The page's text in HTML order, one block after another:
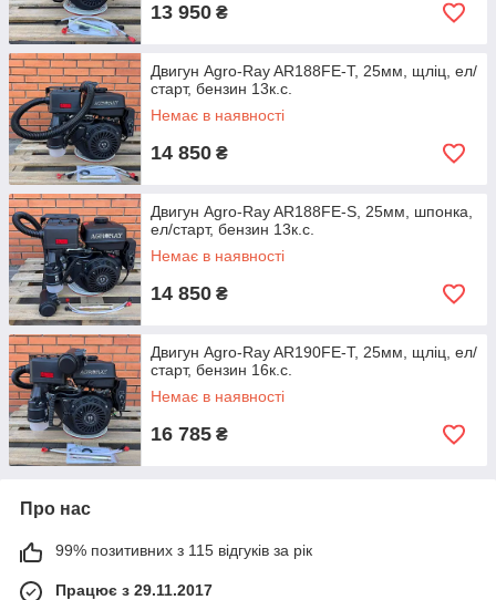
13 950 ₴
Двигун Agro-Ray AR188FЕ-Т, 25мм, щліц, ел/
старт, бензин 13к.с.
Немає в наявності
14 850 ₴
Двигун Agro-Ray AR188FЕ-S, 25мм, шпонка,
ел/старт, бензин 13к.с.
Немає в наявності
14 850 ₴
Двигун Agro-Ray AR190FЕ-T, 25мм, щліц, ел/
старт, бензин 16к.с.
Немає в наявності
16 785 ₴
Про нас
99% позитивних з 115 відгуків за рік
Працює з 29.11.2017